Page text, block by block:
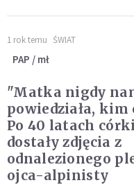
1 rok temu ŚWIAT
PAP / mł
"Matka nigdy
powiedziała, kim
Po 40 latach córki
dostały zdjęcia z
odnalezionego
ojca-alpinisty